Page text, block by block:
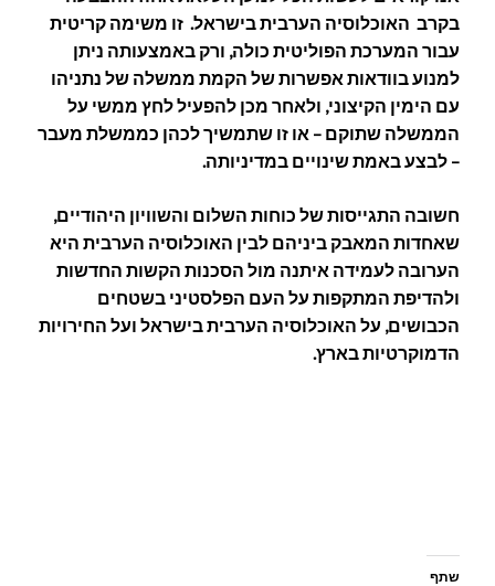
בקרב האוכלוסיה הערבית בישראל. זו משימה קריטית
עבור המערכת הפוליטית כולה, ורק באמצעותה ניתן
למנוע בוודאות אפשרות של הקמת ממשלה של נתניהו
עם הימין הקיצוני, ולאחר מכן להפעיל לחץ ממשי על
הממשלה שתוקם – או זו שתמשיך לכהן כממשלת מעבר
– לבצע באמת שינויים במדיניותה.
חשובה התגייסות של כוחות השלום והשוויון היהודיים,
שאחדות המאבק ביניהם לבין האוכלוסיה הערבית היא
הערובה לעמידה איתנה מול הסכנות הקשות החדשות
ולהדיפת המתקפות על העם הפלסטיני בשטחים
הכבושים, על האוכלוסיה הערבית בישראל ועל החירויות
הדמוקרטיות בארץ.
שתף